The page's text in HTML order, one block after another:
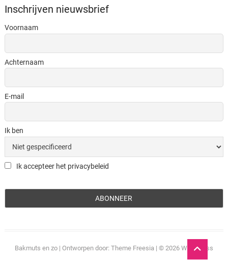
Inschrijven nieuwsbrief
Voornaam
Achternaam
E-mail
Ik ben
Ik accepteer het privacybeleid
Bakmuts en zo| Ontworpen door: Theme Freesia| © 2026 WordPress